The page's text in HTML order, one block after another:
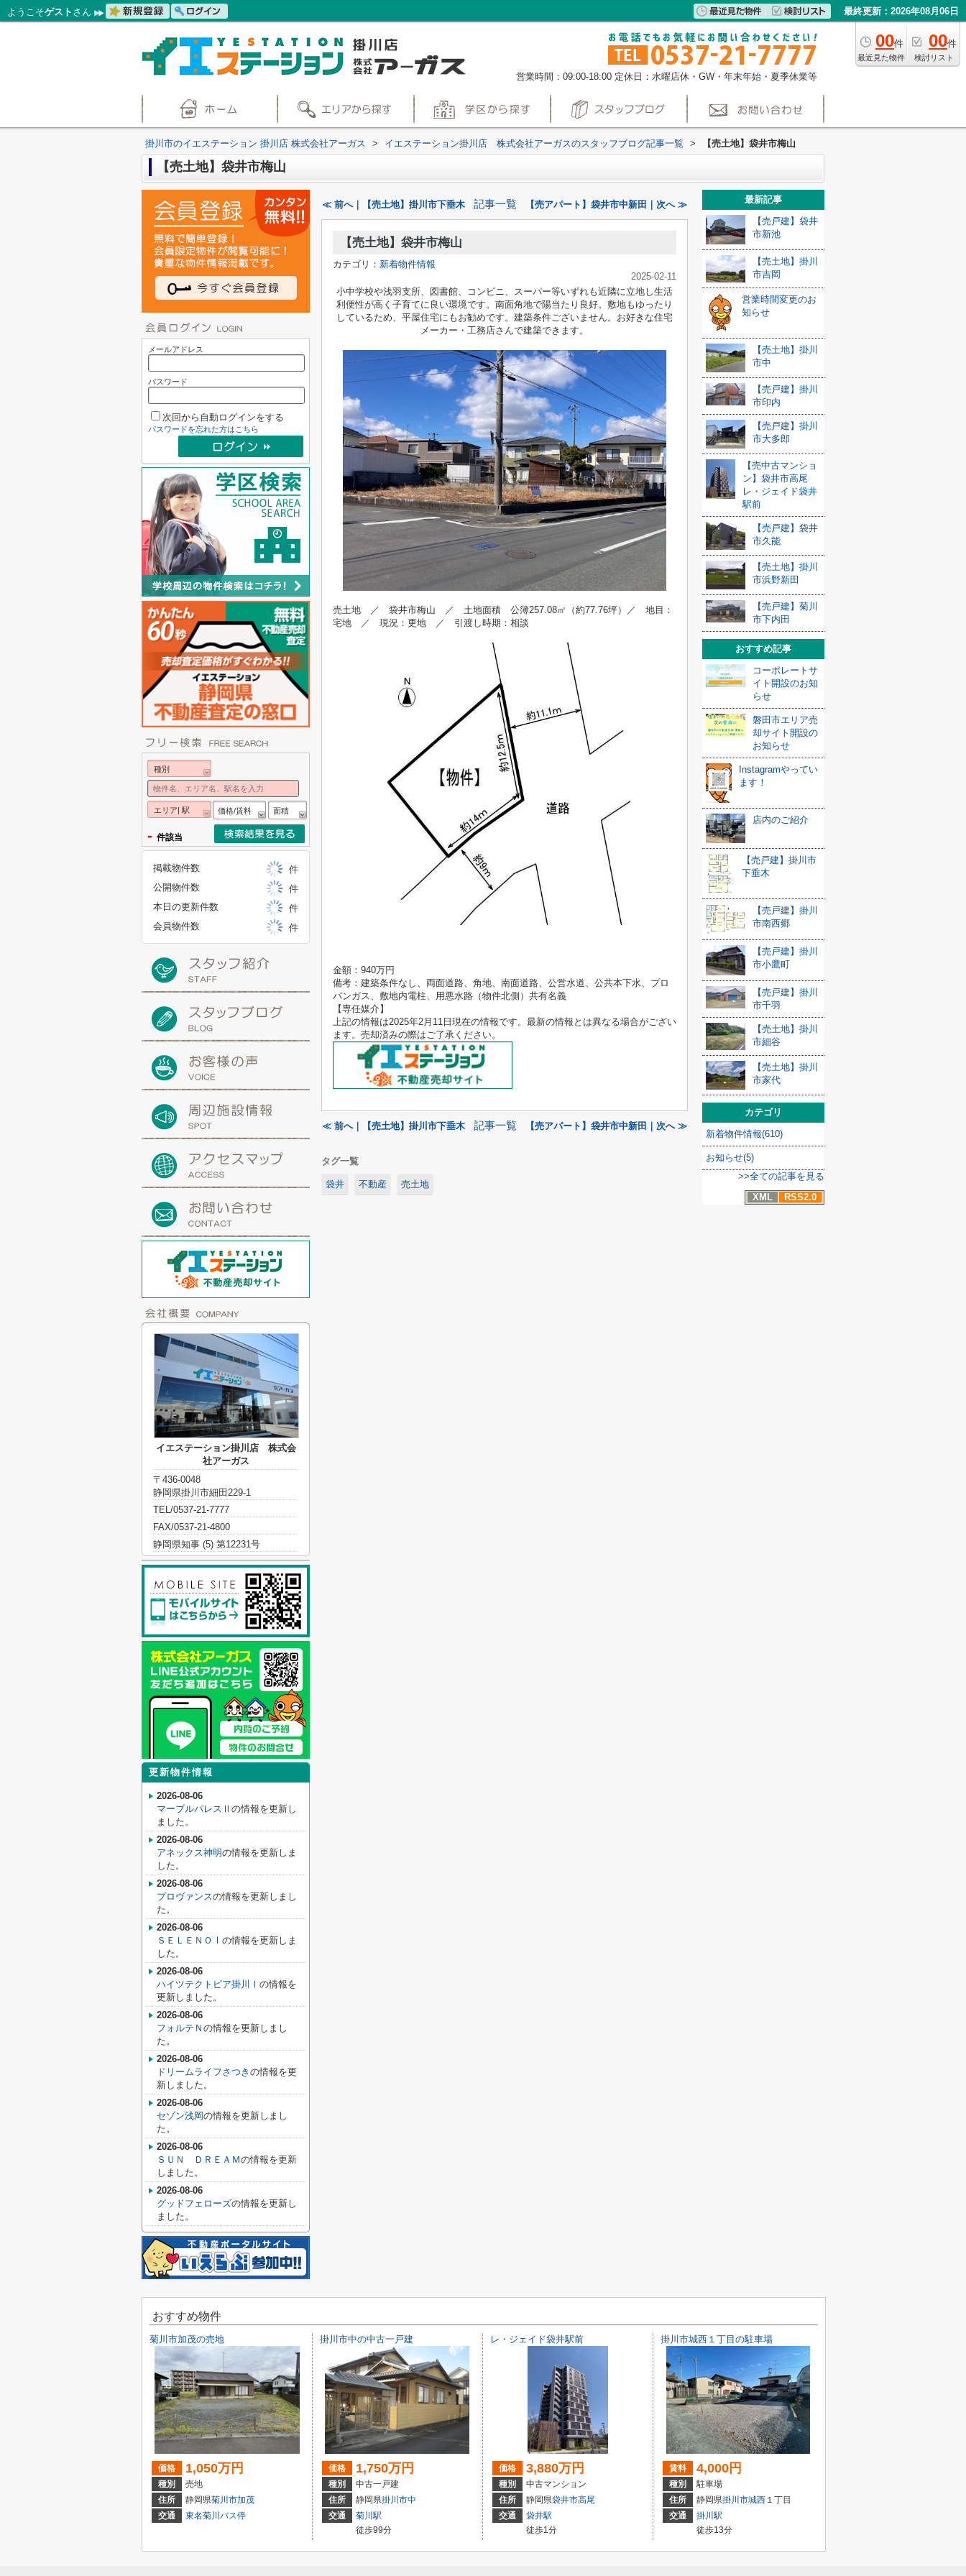
ようこそゲスト さん 最終更新：2026年08月06日
00件
最近見た物件
00件
検討リスト
営業時間：09:00-18:00 定休日：水曜店休・GW・年末年始・夏季休業等
掛川市のイエステーション 掛川店 株式会社アーガス > イエステーション掛川店 株式会社アーガスのスタッフブログ記事一覧 > 【売土地】袋井市梅山
【売土地】袋井市梅山
≪ 前へ｜【売土地】掛川市下垂木 記事一覧 【売アパート】袋井市中新田｜次へ ≫
【売土地】袋井市梅山
カテゴリ： 新着物件情報
2025-02-11
小中学校や浅羽支所、図書館、コンビニ、スーパー等いずれも近隣に立地し生活
利便性が高く子育てに良い環境です。南面角地で陽当たり良好。敷地もゆったり
しているため、平屋住宅にもお勧めです。建築条件ございません。お好きな住宅
メーカー・工務店さんで建築できます。
売土地 ／ 袋井市梅山 ／ 土地面積 公簿257.08㎡（約77.76坪）
／ 地目：
宅地 ／ 現況：更地 ／ 引渡し時期：相談
金額：940万円
備考： 建築条件なし、両面道路、角地、南面道路、公営水道、公共本下水、プロ
パンガス、敷地内電柱、用悪水路（物件北側）共有名義
【専任媒介】
上記の情報は2025年2月11 日現在の情報です。最新の情報とは異なる場合がござい
ます。売却済みの際はご了承ください。
≪ 前へ｜【売土地】掛川市下垂木 記事一覧 【売アパート】袋井市中新田｜次へ ≫
タグ一覧
袋井 不動産 売土地
最新記事
【売戸建】袋井
市新池
【売土地】掛川
市吉岡
営業時間変更のお
知らせ
【売土地】掛川
市中
【売戸建】掛川
市印内
【売戸建】掛川
市大多郎
【売中古マンショ
ン】袋井市高尾
レ・ジェイド袋井
駅前
【売戸建】袋井
市久能
【売土地】掛川
市浜野新田
【売戸建】菊川
市下内田
おすすめ記事
コーポレートサ
イト開設のお知
らせ
磐田市エリア売
却サイト開設の
お知らせ
Instagramやってい
ます！
店内のご紹介
【売戸建】掛川市
下垂木
【売戸建】掛川
市南西郷
【売戸建】掛川
市小鷹町
【売戸建】掛川
市千羽
【売土地】掛川
市細谷
【売土地】掛川
市家代
カテゴリ
新着物件情報(610)
お知らせ(5)
>>全ての記事を見る
XML
RSS2.0
メールアドレス
パスワード
次回から自動ログインをする
パスワードを忘れた方はこちら
種別
エリア| 駅 価格/賃料 面積
- 件該当
掲載物件数
件
公開物件数
件
本日の更新件数
件
会員物件数
件
イエステーション掛川店 株式会
社アーガス
〒436-0048
静岡県掛川市細田229-1
TEL/0537-21-7777
FAX/0537-21-4800
静岡県知事 (5) 第12231号
更新物件情報
2026-08-06
マーブルパレスⅡ の情報を更新し
ました。
2026-08-06
アネックス神明の情報を更新しま
した。
2026-08-06
プロヴァンスの情報を更新しまし
た。
2026-08-06
ＳＥＬＥＮＯⅠ の情報を更新しま
した。
2026-08-06
ハイツテクトピア掛川Ⅰ の情報を
更新しました。
2026-08-06
フォルテＮ の情報を更新しまし
た。
2026-08-06
ドリームライフさつき の情報を更
新しました。
2026-08-06
セゾン浅岡の情報を更新しまし
た。
2026-08-06
ＳＵＮ ＤＲＥＡＭの情報を更新
しました。
2026-08-06
グッドフェローズの情報を更新し
ました。
おすすめ物件
菊川市加茂の売地
価格 1,050万円
種別
売地
住所
静岡県菊川市加茂
交通
東名菊川バス停
掛川市中の中古一戸建
価格 1,750万円
種別
中古一戸建
住所
静岡県掛川市中
交通
菊川駅
徒歩99分
レ・ジェイド袋井駅前
価格 3,880万円
種別
中古マンション
住所
静岡県袋井市高尾
交通
袋井駅
徒歩1分
掛川市城西１丁目の駐車場
賃料 4,000円
種別
駐車場
住所
静岡県掛川市城西 １丁目
交通
掛川駅
徒歩13分